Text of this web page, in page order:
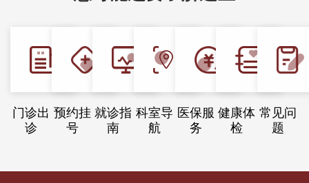
门诊出
诊
预约挂
号
就诊指
南
科室导
航
医保服
务
健康体
检
常见问
题